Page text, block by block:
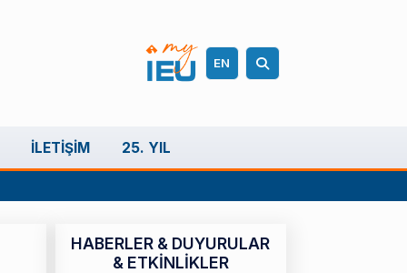
EN
İLETIŞIM 25. YIL
HABERLER & DUYURULAR
& ETKİNLİKLER